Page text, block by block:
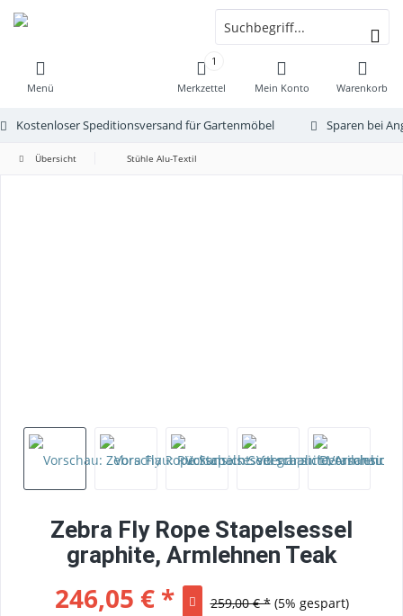
Menü Warenkorb
1
Merkzettel
Mein Konto
Kostenloser Speditionsversand für Gartenmöbel Sparen bei
Übersicht Stühle Alu-Textil
Zebra Fly Rope Stapelsessel
graphite, Armlehnen Teak
246,05 € * 259,00 € * (5% gespart)